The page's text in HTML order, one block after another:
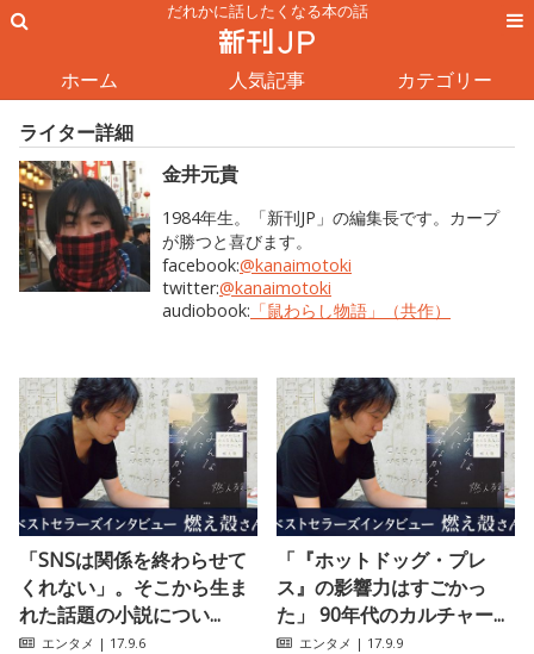
だれかに話したくなる本の話
ホーム 人気記事 カテゴリー
ライター詳細
金井元貴
1984年生。「新刊JP」の編集長です。カープ
が勝つと喜びます。
facebook:@kanaimotoki
twitter:@kanaimotoki
audiobook: 「鼠わらし物語」（共作）
「SNSは関係を終わらせて
くれない」。そこから生ま
れた話題の小説につい...
エンタメ | 17.9.6
「『ホットドッグ・プレ
ス』の影響力はすごかっ
た」 90年代のカルチャー...
エンタメ | 17.9.9